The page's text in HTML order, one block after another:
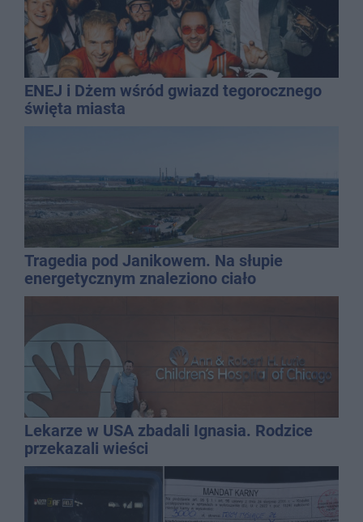
ENEJ i Dżem wśród gwiazd tegorocznego
święta miasta
Tragedia pod Janikowem. Na słupie
energetycznym znaleziono ciało
mężczyzny
Lekarze w USA zbadali Ignasia. Rodzice
przekazali wieści